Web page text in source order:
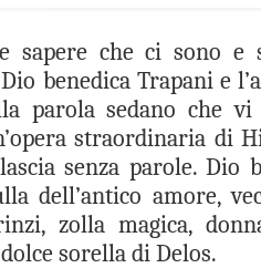
sapere che ci sono
benedica Trapani e
parola sedano che
straordinaria di
senza parole. Dio
dell’antico amore,
zolla magica,
sorella di Delos.